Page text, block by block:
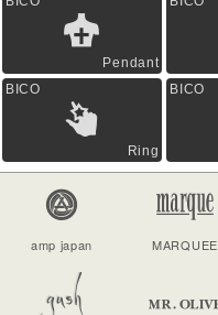
Pendant
BICO
Ring
BICO
amp japan MARQUEE